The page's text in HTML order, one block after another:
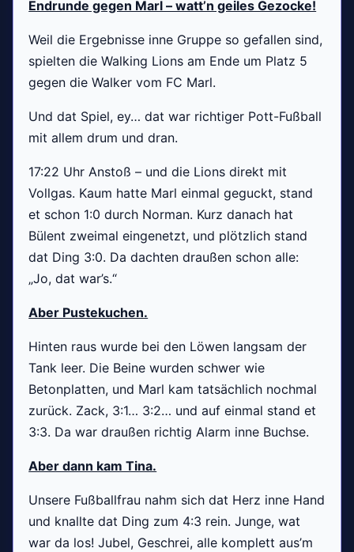
Endrunde gegen Marl – watt’n geiles Gezocke!
Weil die Ergebnisse inne Gruppe so gefallen sind,
spielten die Walking Lions am Ende um Platz 5
gegen die Walker vom FC Marl.
Und dat Spiel, ey… dat war richtiger Pott-Fußball
mit allem drum und dran.
17:22 Uhr Anstoß – und die Lions direkt mit
Vollgas. Kaum hatte Marl einmal geguckt, stand
et schon 1:0 durch Norman. Kurz danach hat
Bülent zweimal eingenetzt, und plötzlich stand
dat Ding 3:0. Da dachten draußen schon alle:
„Jo, dat war’s.“
Aber Pustekuchen.
Hinten raus wurde bei den Löwen langsam der
Tank leer. Die Beine wurden schwer wie
Betonplatten, und Marl kam tatsächlich nochmal
zurück. Zack, 3:1… 3:2… und auf einmal stand et
3:3. Da war draußen richtig Alarm inne Buchse.
Aber dann kam Tina.
Unsere Fußballfrau nahm sich dat Herz inne Hand
und knallte dat Ding zum 4:3 rein. Junge, wat
war da los! Jubel, Geschrei, alle komplett aus’m